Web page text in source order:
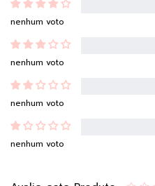
nenhum voto
nenhum voto
nenhum voto
nenhum voto